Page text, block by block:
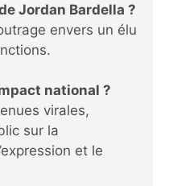
Jordan Bardella ?
envers un élu
national ?
virales,
sur la
et le